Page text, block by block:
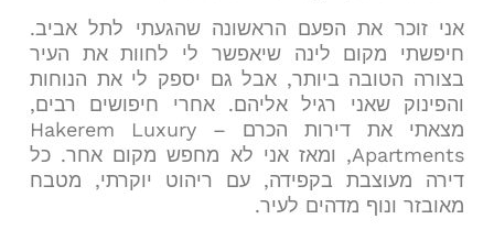
אני זוכר את הפעם הראשונה שהגעתי לתל אביב.
חיפשתי מקום לינה שיאפשר לי לחוות את העיר
בצורה הטובה ביותר, אבל גם יספק לי את הנוחות
והפינוק שאני רגיל אליהם. אחרי חיפושים רבים,
מצאתי את דירות הכרם – Hakerem Luxury
Apartments, ומאז אני לא מחפש מקום אחר. כל
דירה מעוצבת בקפידה, עם ריהוט יוקרתי, מטבח
מאובזר ונוף מדהים לעיר.